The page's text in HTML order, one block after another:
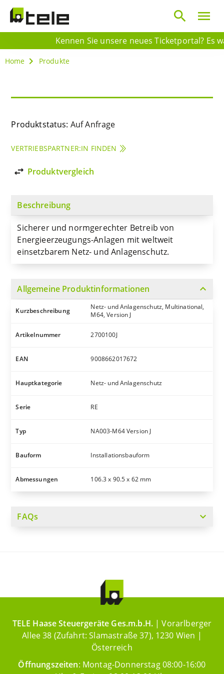
Kennen Sie unsere neues Ticketportal? Es
menu
search
Home Produkte
Produktstatus: Auf Anfrage
VERTRIEBSPARTNER:IN FINDEN
import_export Produktvergleich
Beschreibung
Sicherer und normgerechter Betreib von
Energieerzeugungs-Anlagen mit weltweit
einsetzbarem Netz- und Anlagenschutz.
Allgemeine Produktinformationen expand_more
Kurzbeschreibung
Netz- und Anlagenschutz, Multinational,
M64, Version J
Artikelnummer 2700100J
EAN 9008662017672
Hauptkategorie Netz- und Anlagenschutz
Serie RE
Typ NA003-M64 Version J
Bauform Installationsbauform
Abmessungen 106.3 x 90.5 x 62 mm
FAQs expand_more
TELE Haase Steuergeräte Ges.m.b.H. | Vorarlberger
Allee 38 (Zufahrt: Slamastraße 37), 1230 Wien |
Österreich
Öffnungszeiten: Montag-Donnerstag 08:00-16:00